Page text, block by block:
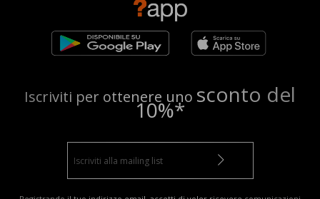
Iscriviti per ottenere uno sconto del
10%*